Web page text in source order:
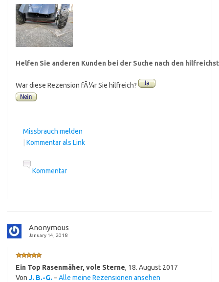
Helfen Sie anderen Kunden bei der Suche nach den
War diese Rezension fÃ¼r Sie hilfreich?
Missbrauch melden
Kommentar als Link
Kommentar
Anonymous
January 14, 2018
Ein Top Rasenmäher, vole Sterne, 18. August 2017
Von J. B.-G. –Alle meine Rezensionen ansehen